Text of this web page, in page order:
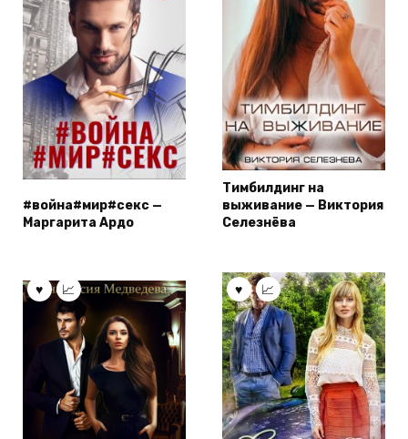
#война#мир#секс —
Маргарита Ардо
Тимбилдинг на
выживание — Виктория
Селезнёва